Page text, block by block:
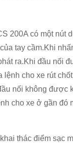
200A có một nút
tay cầm.Khi
ra.Khi đầu nối
lệnh cho xe rút
nối không được
cho xe ở gần đó
thác điểm sạc